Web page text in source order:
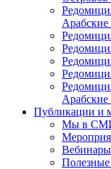
Публикации и
Мы в
Вебинары